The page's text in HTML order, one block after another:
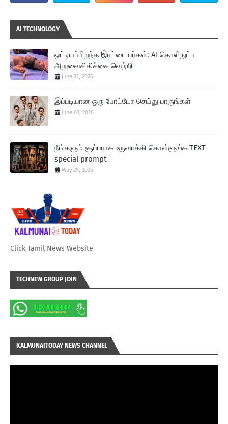
AI TECHNOLOGY
ஒட்டியப்பிறந்த இரட்டையர்கள்: AI தொலிநுட்ப
அறுவைசிகிச்சை வெற்றி
June 21, 2026
இப்படியான ஒரு போட்டோ செய்து பாருங்கள்
June 03, 2026
நீங்களும் சூப்பராக உருவாக்கி கொள்ளுங்க TEXT
special prompt
May 29, 2026
Click Tamil News Website
TECHNEW GROUP JOIN
KALMUNAITODAY NEWS CHANNEL